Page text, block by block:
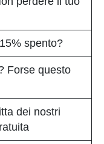
spento?
Forse questo
dei nostri